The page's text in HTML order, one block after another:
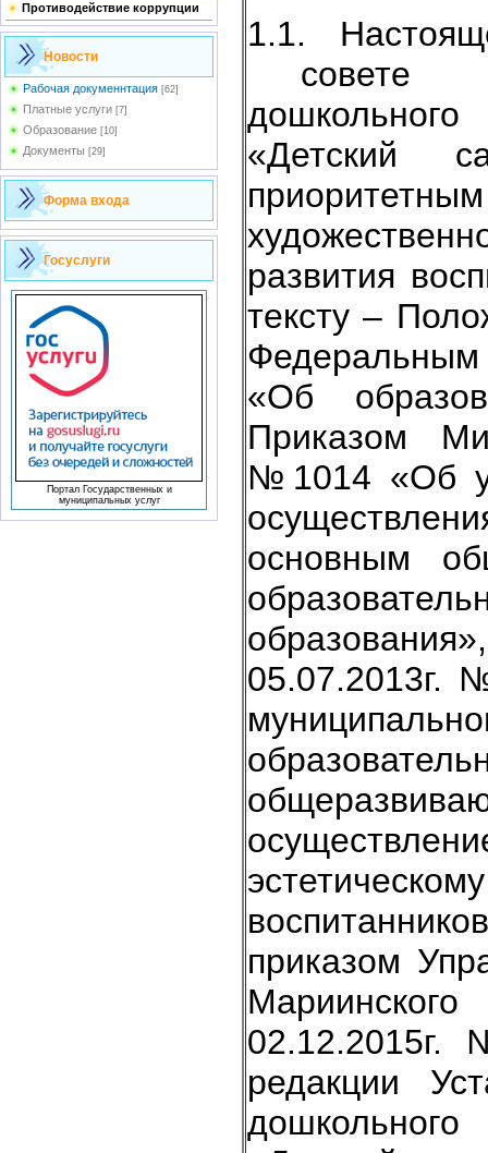
Противодействие коррупции
Новости
Рабочая докуменнтация [62]
Платные услуги [7]
Образование [10]
Документы [29]
Форма входа
Госуслуги
Портал Государственных и
муниципальных услуг
1.1.
совете
«Детский
развития
тексту –
«Об
Приказом
№1014 «Об
основным
05.07.2013г.
приказом
редакции